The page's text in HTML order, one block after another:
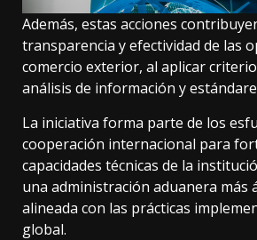
Además, estas acciones
transparencia y efectividad de las
comercio exterior, al aplicar
análisis de información y
La iniciativa forma parte de los
cooperación internacional para
capacidades técnicas de la
una administración aduanera más
alineada con las prácticas
global.